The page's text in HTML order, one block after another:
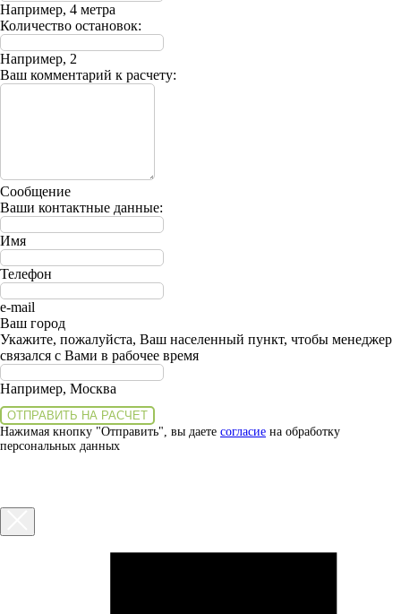
Например, 4 метра
Количество остановок:
Например, 2
Ваш комментарий к расчету:
Сообщение
Ваши контактные данные:
Имя
Телефон
e-mail
Ваш город
Укажите, пожалуйста, Ваш населенный пункт, чтобы менеджер
связался с Вами в рабочее время
Например, Москва
ОТПРАВИТЬ НА РАСЧЕТ
Нажимая кнопку "Отправить", вы даете согласие на обработку
персональных данных